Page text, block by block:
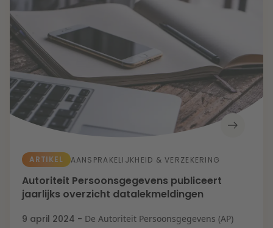
ARTIKEL AANSPRAKELIJKHEID & VERZEKERING
Autoriteit Persoonsgegevens publiceert
jaarlijks overzicht datalekmeldingen
9 april 2024 - De Autoriteit Persoonsgegevens (AP)